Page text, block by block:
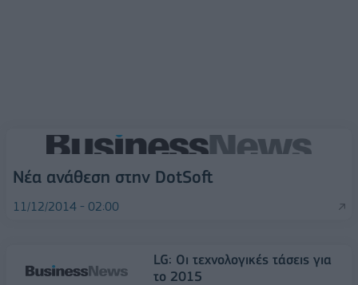
Νέα ανάθεση στην DotSoft
11/12/2014 - 02:00
LG: Οι τεχνολογικές τάσεις για
το 2015